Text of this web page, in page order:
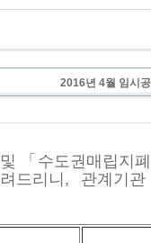
2016년 4월 임시
「수도권매립
드리니, 관계기